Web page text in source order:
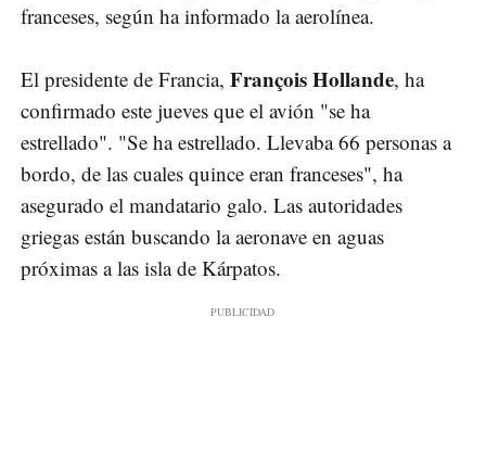
franceses, según ha informado la aerolínea.
El presidente de Francia, François Hollande, ha
confirmado este jueves que el avión "se ha
estrellado". "Se ha estrellado. Llevaba 66 personas a
bordo, de las cuales quince eran franceses", ha
asegurado el mandatario galo. Las autoridades
griegas están buscando la aeronave en aguas
próximas a las isla de Kárpatos.